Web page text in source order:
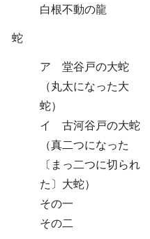
白根不動の龍
蛇
ア 堂谷戸の大蛇
（丸太になった大
蛇）
イ 古河谷戸の大蛇
（真二つになった
〔まっ二つに切られ
た〕大蛇）
その一
その二